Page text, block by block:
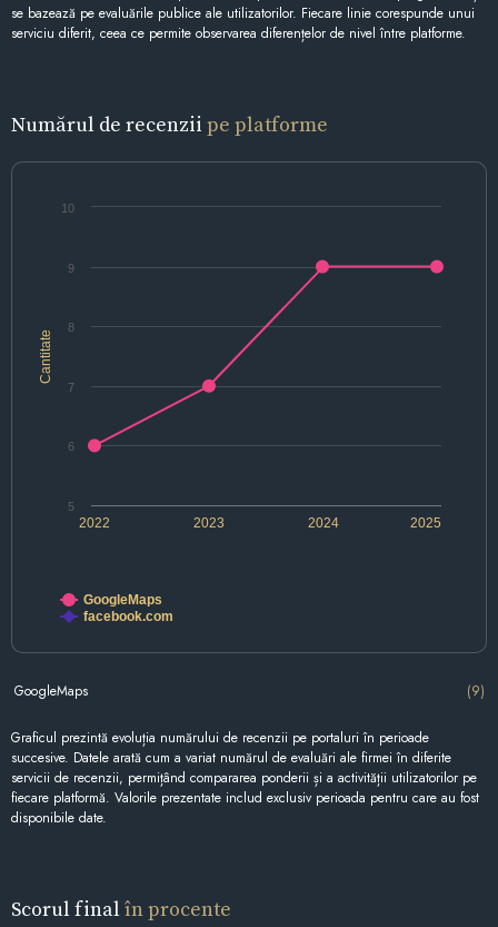
se bazează pe evaluările publice ale utilizatorilor. Fiecare linie corespunde unui
serviciu diferit, ceea ce permite observarea diferențelor de nivel între platforme.
Numărul de recenzii pe platforme
Cantitate
2022 2024
2023 2025
5
6
7
8
9
10
GoogleMaps
facebook.com
GoogleMaps (9)
Graficul prezintă evoluția numărului de recenzii pe portaluri în perioade
succesive. Datele arată cum a variat numărul de evaluări ale firmei în diferite
servicii de recenzii, permițând compararea ponderii și a activității utilizatorilor pe
fiecare platformă. Valorile prezentate includ exclusiv perioada pentru care au fost
disponibile date.
Scorul final în procente